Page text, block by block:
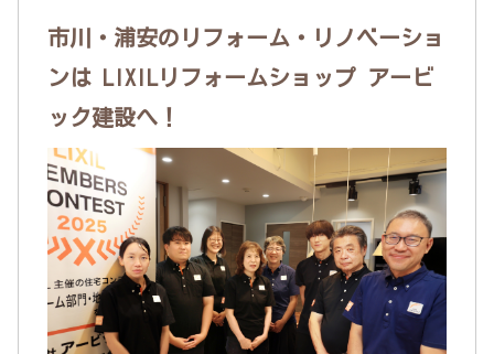
市川・浦安のリフォーム・リノベーショ
ンは LIXILリフォームショップ アービ
ック建設へ！